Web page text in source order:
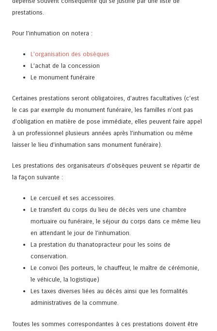
prestations.
Pour l’inhumation on notera :
L’organisation des obsèques
L’achat de la concession
Le monument funéraire
Certaines prestations seront obligatoires, d’autres facultatives (c’est
le cas par exemple du monument funéraire, les familles n’ont pas
d’obligation en matière de pose immédiate, elles peuvent faire appel
à un professionnel plusieurs années après l’inhumation ou même
laisser le lieu d’inhumation sans monument funéraire).
Les prestations des organisateurs d’obsèques peuvent se répartir de
la façon suivante :
Le cercueil et ses accessoires.
Le transfert du corps du lieu de décès vers une chambre
mortuaire ou funéraire, le séjour du corps dans ce même lieu
en attendant le jour de l’inhumation.
La prestation du thanatopracteur pour les soins de
conservation.
Le convoi (les porteurs, le chauffeur, le maître de cérémonie,
le véhicule, la logistique)
Les taxes diverses liées au décès ainsi que les formalités
administratives de la commune.
Toutes les sommes correspondantes à ces prestations doivent être